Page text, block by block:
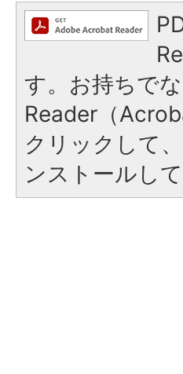
す。お持ちで
Reader（
クリックして
ンストールし